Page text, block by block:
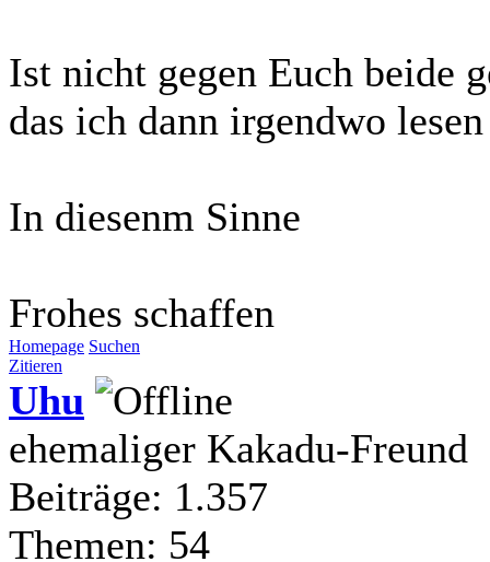
Ist nicht gegen Euch beide
das ich dann irgendwo
In diesenm Sinne
Frohes schaffen
Homepage Suchen
Zitieren
Uhu
ehemaliger Kakadu-Freund
Beiträge: 1.357
Themen: 54